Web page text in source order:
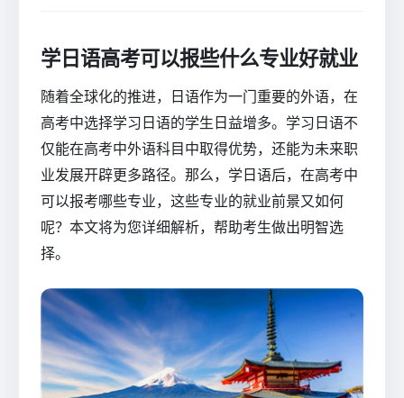
学日语高考可以报些什么专业好就业
随着全球化的推进，日语作为一门重要的外语，在
高考中选择学习日语的学生日益增多。学习日语不
仅能在高考中外语科目中取得优势，还能为未来职
业发展开辟更多路径。那么，学日语后，在高考中
可以报考哪些专业，这些专业的就业前景又如何
呢？本文将为您详细解析，帮助考生做出明智选
择。